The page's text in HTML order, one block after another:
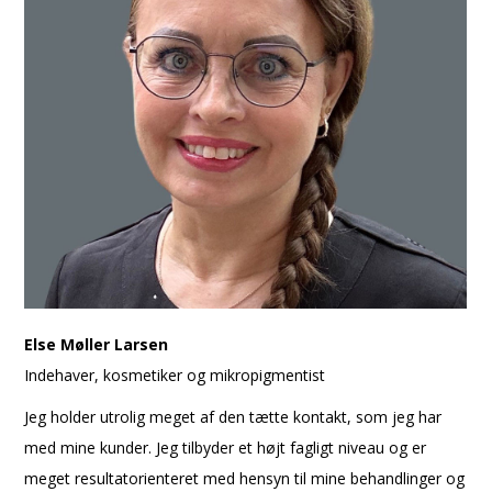
Else Møller Larsen
Indehaver, kosmetiker og mikropigmentist
Jeg holder utrolig meget af den tætte kontakt, som jeg har
med mine kunder. Jeg tilbyder et højt fagligt niveau og er
meget resultatorienteret med hensyn til mine behandlinger og